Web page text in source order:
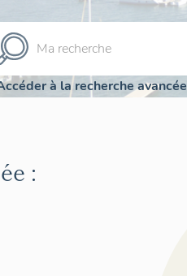
à la recherche avancée
: